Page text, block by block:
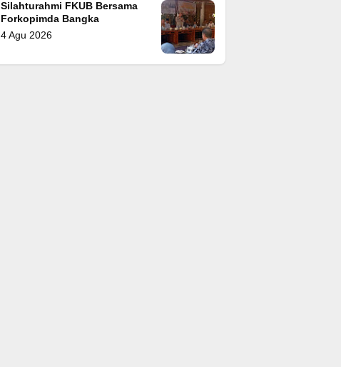
Silahturahmi FKUB Bersama
Forkopimda Bangka
4 Agu 2026